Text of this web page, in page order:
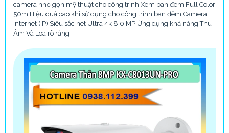
camera nhỏ gọn mỹ thuật cho công trình Xem ban đêm Full Color
50m Hiệu quả cao khi sử dụng cho công trình ban đêm Camera
Internet (IP) Siêu sắc nét Ultra 4k 8.0 MP Ứng dụng khả năng Thu
Âm Và Loa rõ ràng